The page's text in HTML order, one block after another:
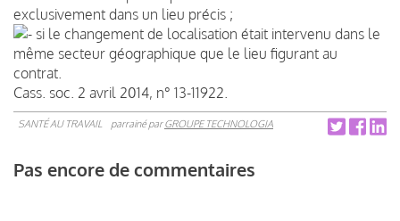
exclusivement dans un lieu précis ;
si le changement de localisation était intervenu dans le
même secteur géographique que le lieu figurant au
contrat.
Cass. soc. 2 avril 2014, n° 13-11922.
SANTÉ AU TRAVAIL parrainé parGROUPE TECHNOLOGIA
Pas encore de commentaires